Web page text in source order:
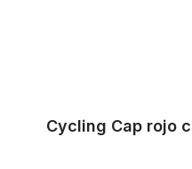
Cycling Cap rojo